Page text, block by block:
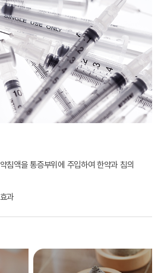
침액을 통증부위에 주입하여 한약과 침의
과